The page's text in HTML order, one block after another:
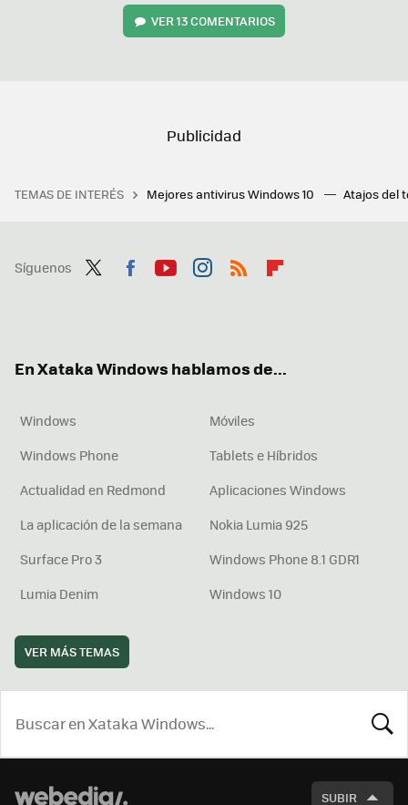
VER 13 COMENTARIOS
TEMAS DE INTERÉS Mejores antivirus Windows 10 Atajos del
Síguenos
En Xataka Windows hablamos de...
Windows
Móviles
Windows Phone
Tablets e Híbridos
Actualidad en Redmond
Aplicaciones Windows
La aplicación de la semana
Nokia Lumia 925
Surface Pro 3
Windows Phone 8.1 GDR1
Lumia Denim
Windows 10
VER MÁS TEMAS
SUBIR